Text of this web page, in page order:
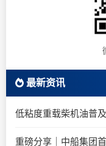
最新资讯
重磅分享｜中船集团